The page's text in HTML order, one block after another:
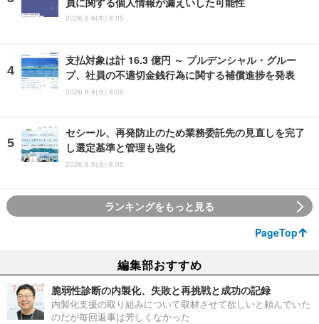
員に関する個人情報が漏えいした可能性
2026.8.6(木) 8:05
支払対象は計 16.3 億円 ～ プルデンシャル・グルー
プ、社員の不適切金銭行為に関する補償進捗を発表
2026.8.4(火) 8:05
セシール、再発防止のため業務委託先の見直しを完了
し選定基準と管理も強化
2026.8.5(水) 8:05
ランキングをもっと見る
PageTop
編集部おすすめ
脆弱性診断の内製化、失敗と再挑戦と成功の記録
内製化支援の取り組みについて取材させて欲しいと頼んでいた
のだが毎回返事は芳しくなかった